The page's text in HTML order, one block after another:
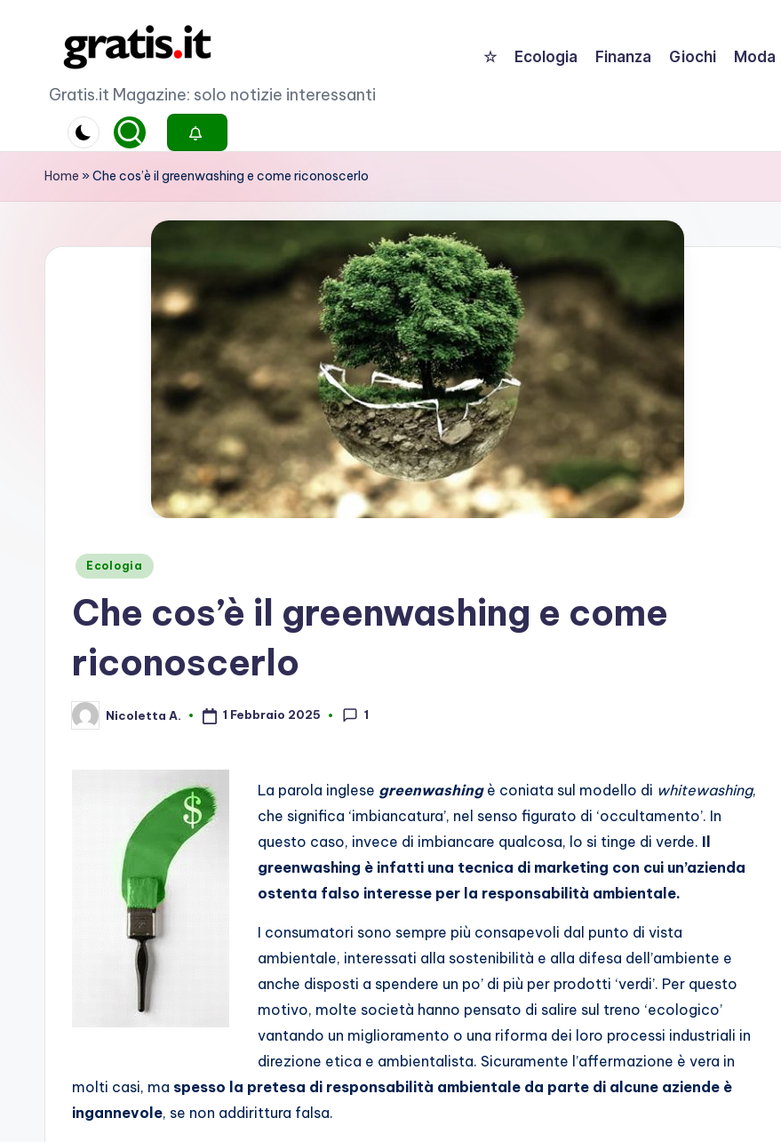
G
a
ti
s
Gratis.it Magazine: solo notizie interessanti
☆ Ecologia Finanza Giochi Moda
Home »Che cos’è il greenwashing e come riconoscerlo
Posted
Ecologia
Che cos’è il greenwashing e come
riconoscerlo
Posted
by
Nicoletta A. 1 Febbraio 2025 1
La parola inglese greenwashing è coniata sul modello di whitewashing,
che significa ‘imbiancatura’, nel senso figurato di ‘occultamento’. In
questo caso, invece di imbiancare qualcosa, lo si tinge di verde. Il
greenwashing è infatti una tecnica di marketing con cui un’azienda
ostenta falso interesse per la responsabilità ambientale.
I consumatori sono sempre più consapevoli dal punto di vista
ambientale, interessati alla sostenibilità e alla difesa dell’ambiente e
anche disposti a spendere un po’ di più per prodotti ‘verdi’. Per questo
motivo, molte società hanno pensato di salire sul treno ‘ecologico’
vantando un miglioramento o una riforma dei loro processi industriali in
direzione etica e ambientalista. Sicuramente l’affermazione è vera in
molti casi, ma spesso la pretesa di responsabilità ambientale da parte di alcune aziende è
ingannevole, se non addirittura falsa.